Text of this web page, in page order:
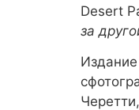
Desert
за